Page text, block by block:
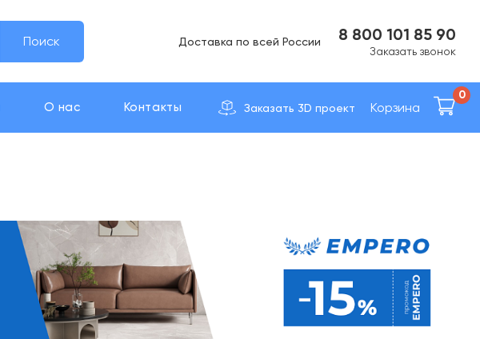
Поиск Доставка по вcей России 8 800 101 85 90
Заказать звонок
О нас Контакты Заказать 3D проект Корзина
0